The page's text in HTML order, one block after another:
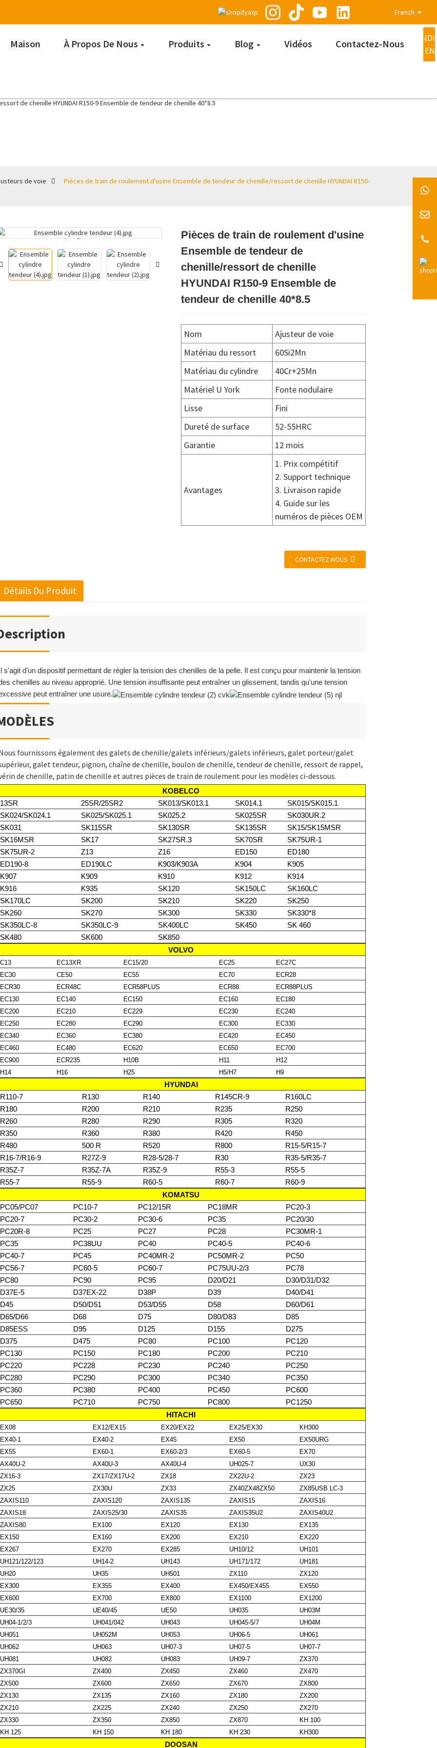
French
Maison À Propos De Nous Produits Blog Vidéos Contactez-Nous
de voie
Pièces de train de roulement d'usine Ensemble de tendeur de chenille/ressort de chenille HYUNDAI R150-
Loading...
Loading... Loading...
Loading... Loading...
Loading...
Pièces de train de roulement d'usine
Ensemble de tendeur de
chenille/ressort de chenille
HYUNDAI R150-9 Ensemble de
tendeur de chenille 40*8.5
Nom
Ajusteur de voie
Matériau du ressort
60Si2Mn
Matériau du cylindre
40Cr+25Mn
Matériel U York
Fonte nodulaire
Lisse
Fini
Dureté de surface
52-55HRC
Garantie
12 mois
Avantages
1. Prix compétitif
2. Support technique
3. Livraison rapide
4. Guide sur les
numéros de pièces OEM
CONTACTEZ-NOUS
Détails Du Produit
Il s'agit d'un dispositif permettant de régler la tension des chenilles de la pelle. Il est conçu pour maintenir la tension
chenilles au niveau approprié. Une tension insuffisante peut entraîner un glissement, tandis qu'une tension
peut entraîner une usure.
fournissons également des galets de chenille/galets inférieurs/galets inférieurs, galet porteur/galet
galet tendeur, pignon, chaîne de chenille, boulon de chenille, tendeur de chenille, ressort de rappel,
de chenille, patin de chenille et autres pièces de train de roulement pour les modèles ci-dessous.
KOBELCO
13SR
25SR/25SR2 SK013/SK013.1 SK014.1
SK015/SK015.1
SK024/SK024.1
SK025/SK025.1 SK025.2 SK025SR
SK030UR.2
SK031
SK115SR SK130SR SK135SR
SK15/SK15MSR
SK16MSR
SK17 SK27SR.3 SK70SR
SK75UR-1
SK75UR-2
Z13 Z16 ED150
ED180
ED190-8
ED190LC K903/K903A K904
K905
K907
K909 K910 K912
K914
K916
K935 SK120 SK150LC
SK160LC
SK170LC
SK200 SK210 SK220
SK250
SK260
SK270 SK300 SK330
SK330*8
SK350LC-8
SK350LC-9 SK400LC SK450
SK 460
SK480
SK600
SK850
VOLVO
C13 EC13XR EC15/20 EC25
EC27C
EC30
CE50 EC55 EC70
ECR28
ECR30
ECR48C ECR58PLUS ECR88
ECR88PLUS
EC130
EC140 EC150 EC160
EC180
EC200
EC210 EC229 EC230
EC240
EC250
EC280 EC290 EC300
EC330
EC340
EC360 EC380 EC420
EC450
EC460
EC480 EC620 EC650
EC700
EC900
ECR235 H10B H11
H12
H14
H16 H25 H5/H7 H9
HYUNDAI
R110-7
R130 R140 R145CR-9
R160LC
R180
R200 R210 R235
R250
R260
R280 R290 R305
R320
R350
R360 R380 R420
R450
R480
500 R R520 R800
R15-5/R15-7
R16-7/R16-9
R27Z-9 R28-5/28-7 R30
R35-5/R35-7
R35Z-7
R35Z-7A R35Z-9 R55-3
R55-5
R55-7
R55-9 R60-5 R60-7
R60-9
KOMATSU
PC05/PC07
PC10-7 PC12/15R PC18MR
PC20-3
PC20-7
PC30-2 PC30-6 PC35
PC20/30
PC20R-8
PC25 PC27 PC28
PC30MR-1
PC35
PC38UU PC40 PC40-5
PC40-6
PC40-7
PC45 PC40MR-2 PC50MR-2
PC50
PC56-7
PC60-5 PC60-7 PC75UU-2/3
PC78
PC80
PC90 PC95 D20/D21
D30/D31/D32
D37E-5
D37EX-22 D38P D39
D40/D41
D45
D50/D51 D53/D55 D58
D60/D61
D65/D66
D68 D75 D80/D83
D85
D85ESS
D95 D125 D155
D275
D375
D475 PC80 PC100
PC120
PC130
PC150 PC180 PC200
PC210
PC220
PC228 PC230 PC240
PC250
PC280
PC290 PC300 PC340
PC350
PC360
PC380 PC400 PC450
PC600
PC650
PC710 PC750 PC800
PC1250
HITACHI
EX08 EX12/EX15 EX20/EX22 EX25/EX30
KH300
EX40-1
EX40-2 EX45 EX50
EX50URG
EX55
EX60-1 EX60-2/3 EX60-5
EX70
AX40U-2
AX40U-3 AX40U-4 UH025-7
UX30
ZX16-3
ZX17/ZX17U-2 ZX18 ZX22U-2
ZX23
ZX25
ZX30U ZX33 ZX40ZX48ZX50
ZX85USB LC-3
ZAXIS110
ZAXIS120 ZAXIS135 ZAXIS15
ZAXIS16
ZAXIS18
ZAXIS25/30 ZAXIS35 ZAXIS35U2
ZAXIS40U2
ZAXIS80
EX100 EX120 EX130
EX135
EX150
EX160 EX200 EX210
EX220
EX267
EX270 EX285 UH10/12
UH101
UH121/122/123
UH14-2 UH143 UH171/172
UH181
UH20
UH35 UH501 ZX110
ZX120
EX300
EX355 EX400 EX450/EX455
EX550
EX600
EX700 EX800 EX1100
EX1200
UE30/35
UE40/45 UE50 UH035
UH03M
UH04-1/2/3
UH041/042 UH043 UH045-5/7
UH04M
UH051
UH052M UH053 UH06-5
UH061
UH062
UH063 UH07-3 UH07-5
UH07-7
UH081
UH082 UH083 UH09-7
ZX370
ZX370GI
ZX400 ZX450 ZX460
ZX470
ZX500
ZX600 ZX650 ZX670
ZX800
ZX130
ZX135 ZX160 ZX180
ZX200
ZX210
ZX225 ZX240 ZX250
ZX270
ZX330
ZX350 ZX850 ZX870
KH 100
KH 125
KH 150 KH 180 KH 230 KH300
DOOSAN